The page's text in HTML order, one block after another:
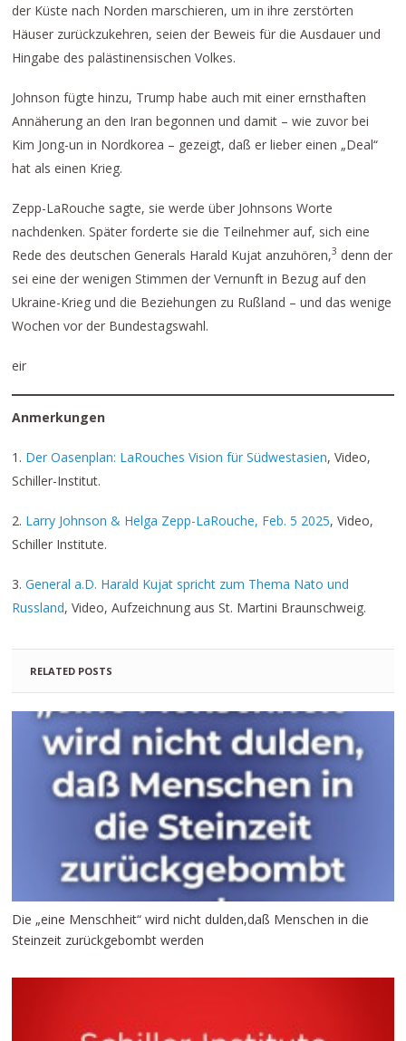
der Küste nach Norden marschieren, um in ihre zerstörten
Häuser zurückzukehren, seien der Beweis für die Ausdauer und
Hingabe des palästinensischen Volkes.
Johnson fügte hinzu, Trump habe auch mit einer ernsthaften
Annäherung an den Iran begonnen und damit – wie zuvor bei
Kim Jong-un in Nordkorea – gezeigt, daß er lieber einen „Deal“
hat als einen Krieg.
Zepp-LaRouche sagte, sie werde über Johnsons Worte
nachdenken. Später forderte sie die Teilnehmer auf, sich eine
Rede des deutschen Generals Harald Kujat anzuhören,3 denn der
sei eine der wenigen Stimmen der Vernunft in Bezug auf den
Ukraine-Krieg und die Beziehungen zu Rußland – und das wenige
Wochen vor der Bundestagswahl.
eir
Anmerkungen
1. Der Oasenplan: LaRouches Vision für Südwestasien, Video,
Schiller-Institut.
2. Larry Johnson & Helga Zepp-LaRouche, Feb. 5 2025, Video,
Schiller Institute.
3.General a.D. Harald Kujat spricht zum Thema Nato und
Russland, Video, Aufzeichnung aus St. Martini Braunschweig.
RELATED POSTS
Die „eine Menschheit“ wird nicht dulden,daß Menschen in die
Steinzeit zurückgebombt werden